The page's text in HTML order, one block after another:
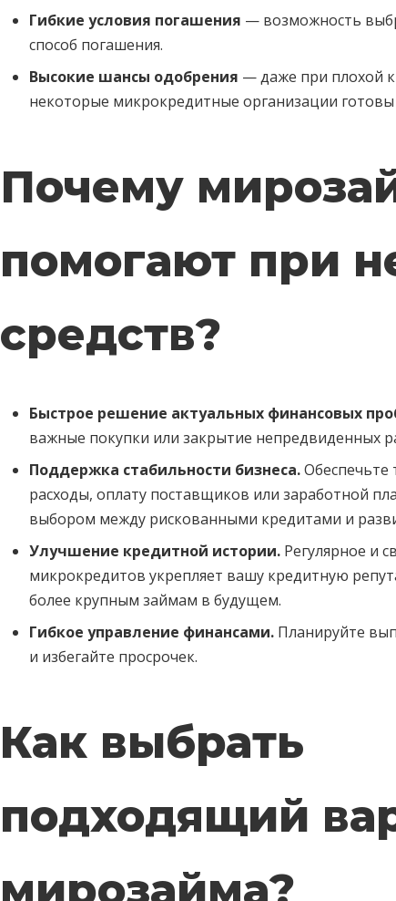
Гибкие условия погашения — возможность
способ погашения.
Высокие шансы одобрения — даже при плохой
некоторые микрокредитные организации
Почему
помогают при
средств?
Быстрое решение актуальных финансовых
важные покупки или закрытие непредвиденных
Поддержка стабильности бизнеса.
расходы, оплату поставщиков или заработной
выбором между рискованными кредитами и
Улучшение кредитной истории. Регулярное и
микрокредитов укрепляет вашу кредитную
более крупным займам в будущем.
Гибкое управление финансами. Планируйте
и избегайте просрочек.
Как выбрать
подходящий
мирозайма?